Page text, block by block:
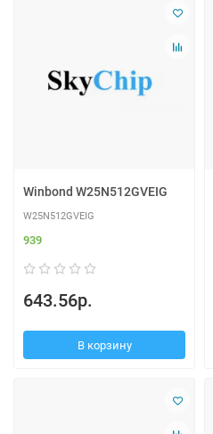
Winbond W25N512GVEIG
W25N512GVEIG
939
643.56р.
В корзину